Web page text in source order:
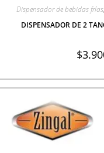
Dispensador de bebidas frías,
DISPENSADOR DE 2
$